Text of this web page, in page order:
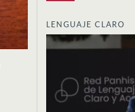
LENGUAJE CLARO